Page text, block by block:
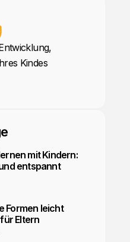
Kindes
mit Kindern:
entspannt
Formen leicht
Eltern